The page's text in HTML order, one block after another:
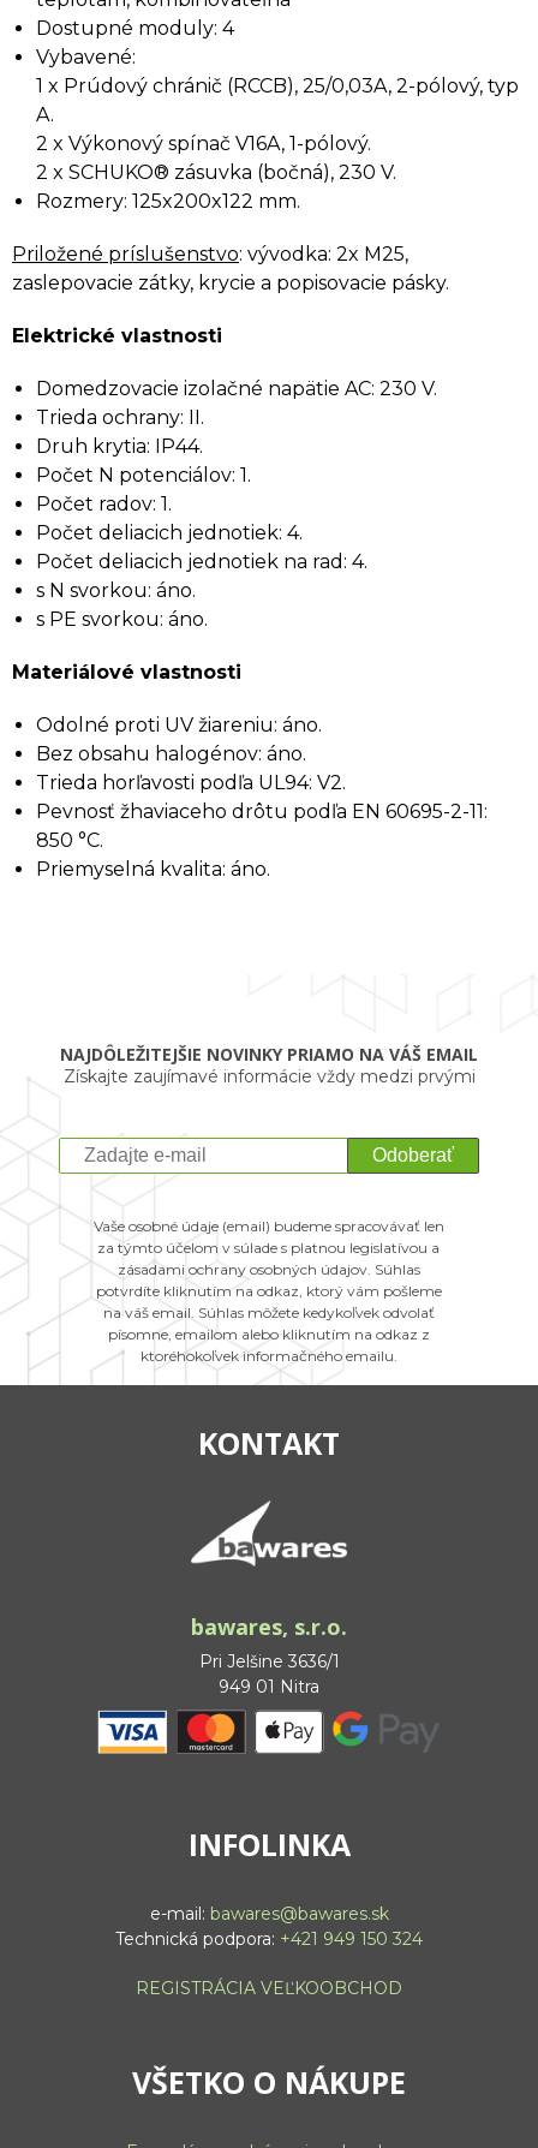
Dostupné moduly: 4
Vybavené:
1 x Prúdový chránič (RCCB), 25/0,03A, 2-pólový, typ
A.
2 x Výkonový spínač V16A, 1-pólový.
2 x SCHUKO® zásuvka (bočná), 230 V.
Rozmery: 125x200x122 mm.
Priložené príslušenstvo: vývodka: 2x M25,
zaslepovacie zátky, krycie a popisovacie pásky.
Elektrické vlastnosti
Domedzovacie izolačné napätie AC: 230 V.
Trieda ochrany: II.
Druh krytia: IP44.
Počet N potenciálov: 1.
Počet radov: 1.
Počet deliacich jednotiek: 4.
Počet deliacich jednotiek na rad: 4.
s N svorkou: áno.
s PE svorkou: áno.
Materiálové vlastnosti
Odolné proti UV žiareniu: áno.
Bez obsahu halogénov: áno.
Trieda horľavosti podľa UL94: V2.
Pevnosť žhaviaceho drôtu podľa EN 60695-2-11:
850 °C.
Priemyselná kvalita: áno.
NAJDÔLEŽITEJŠIE NOVINKY PRIAMO NA VÁŠ EMAIL
Získajte zaujímavé informácie vždy medzi prvými
Odoberať
Vaše osobné údaje (email) budeme spracovávať len
za týmto účelom v súlade s platnou legislatívou a
zásadami ochrany osobných údajov. Súhlas
potvrdíte kliknutím na odkaz, ktorý vám pošleme
na váš email. Súhlas môžete kedykoľvek odvolať
písomne, emailom alebo kliknutím na odkaz z
ktoréhokoľvek informačného emailu.
KONTAKT
bawares, s.r.o.
Pri Jelšine 3636/1
949 01 Nitra
INFOLINKA
e-mail: bawares@bawares.sk
Technická podpora: +421 949 150 324
REGISTRÁCIA VEĽKOOBCHOD
VŠETKO O NÁKUPE